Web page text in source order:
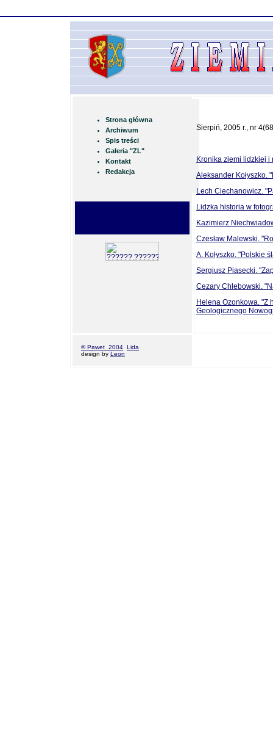
Strona główna
Archiwum
Spis treści
Galeria "ZL"
Kontakt
Redakcja
Sierpiń, 2005 r., nr
Kronika ziemi lidzkiej i
Aleksander Kołyszko.
Lech Ciechanowicz.
Lidzka historia w
Kazimierz
Czesław Malewski.
A. Kołyszko. "Polskie
Sergiusz Piasecki.
Cezary Chlebowski.
Helena Ozonkowa. "Z
Geologicznego
© Pawet 2004 Lida
design by Leon